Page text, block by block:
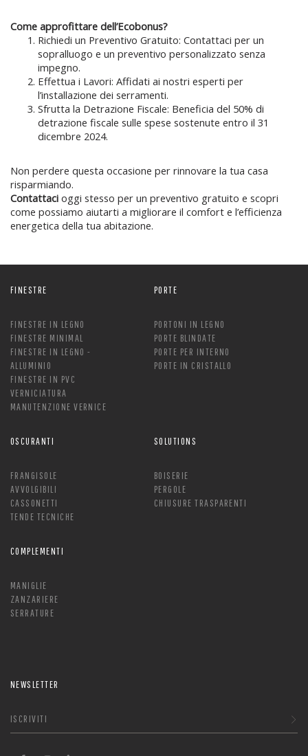
Come approfittare dell’Ecobonus?
Richiedi un Preventivo Gratuito: Contattaci per un
sopralluogo e un preventivo personalizzato senza
impegno.
Effettua i Lavori: Affidati ai nostri esperti per
l’installazione dei serramenti.
Sfrutta la Detrazione Fiscale: Beneficia del 50% di
detrazione fiscale sulle spese sostenute entro il 31
dicembre 2024.
Non perdere questa occasione per rinnovare la tua casa
risparmiando.
Contattaci oggi stesso per un preventivo gratuito e scopri
come possiamo aiutarti a migliorare il comfort e l’efficienza
energetica della tua abitazione.
FINESTRE
FINESTRE IN LEGNO
FINESTRE MINIMAL
FINESTRE IN LEGNO -
ALLUMINIO
FINESTRE IN PVC
VERNICIATURA
MANUTENZIONE VERNICE
PORTE
PORTONI IN LEGNO
PORTE BLINDATE
PORTE PER INTERNO
PORTE IN CRISTALLO
OSCURANTI
FRANGISOLE
AVVOLGIBILI
CASSONETTI
TENDE TECNICHE
SOLUTIONS
BOISERIE
PERGOLE
CHIUSURE TRASPARENTI
COMPLEMENTI
MANIGLIE
ZANZARIERE
SERRATURE
NEWSLETTER
ISCRIVITI